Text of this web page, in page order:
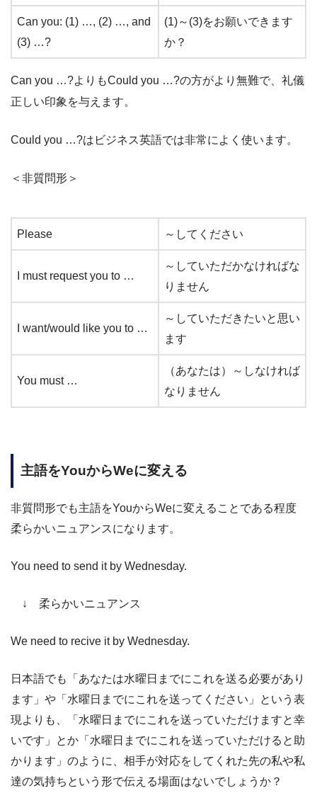
Can you: (1) …, (2) …, and
(3) …?
(1)～(3)をお願いできます
か？
Can you …?よりもCould you …?の方がより無難で、礼儀
正しい印象を与えます。
Could you …?はビジネス英語では非常によく使います。
＜非質問形＞
Please ～してください
I must request you to …
～していただかなければな
りません
I want/would like you to …
～していただきたいと思い
ます
You must …
（あなたは）～しなければ
なりません
主語をYouからWeに変える
非質問形でも主語をYouからWeに変えることである程度
柔らかいニュアンスになります。
You need to send it by Wednesday.
↓ 柔らかいニュアンス
We need to recive it by Wednesday.
日本語でも「あなたは水曜日までにこれを送る必要があり
ます」や「水曜日までにこれを送ってください」という表
現よりも、「水曜日までにこれを送っていただけますと幸
いです」とか「水曜日までにこれを送っていただけると助
かります」のように、相手が対応をしてくれた先の私や私
達の気持ちという形で伝える場面はないでしょうか？